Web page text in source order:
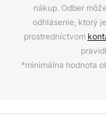
nákup. Odber
odhlásenie, ktorý
prostredníctvom
*minimálna hodnota